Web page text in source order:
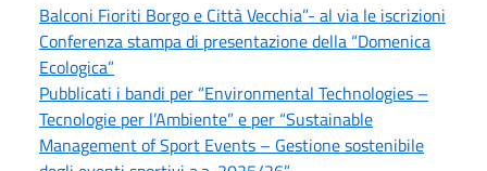
Balconi Fioriti Borgo e Città Vecchia”- al via le iscrizioni
Conferenza stampa di presentazione della “Domenica
Ecologica”
Pubblicati i bandi per “Environmental Technologies –
Tecnologie per l’Ambiente” e per “Sustainable
Management of Sport Events – Gestione sostenibile